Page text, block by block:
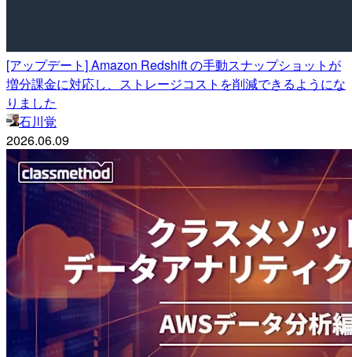
[アップデート] Amazon Redshift の手動スナップショットが
増分課金に対応し、ストレージコストを削減できるようにな
りました
石川覚
2026.06.09